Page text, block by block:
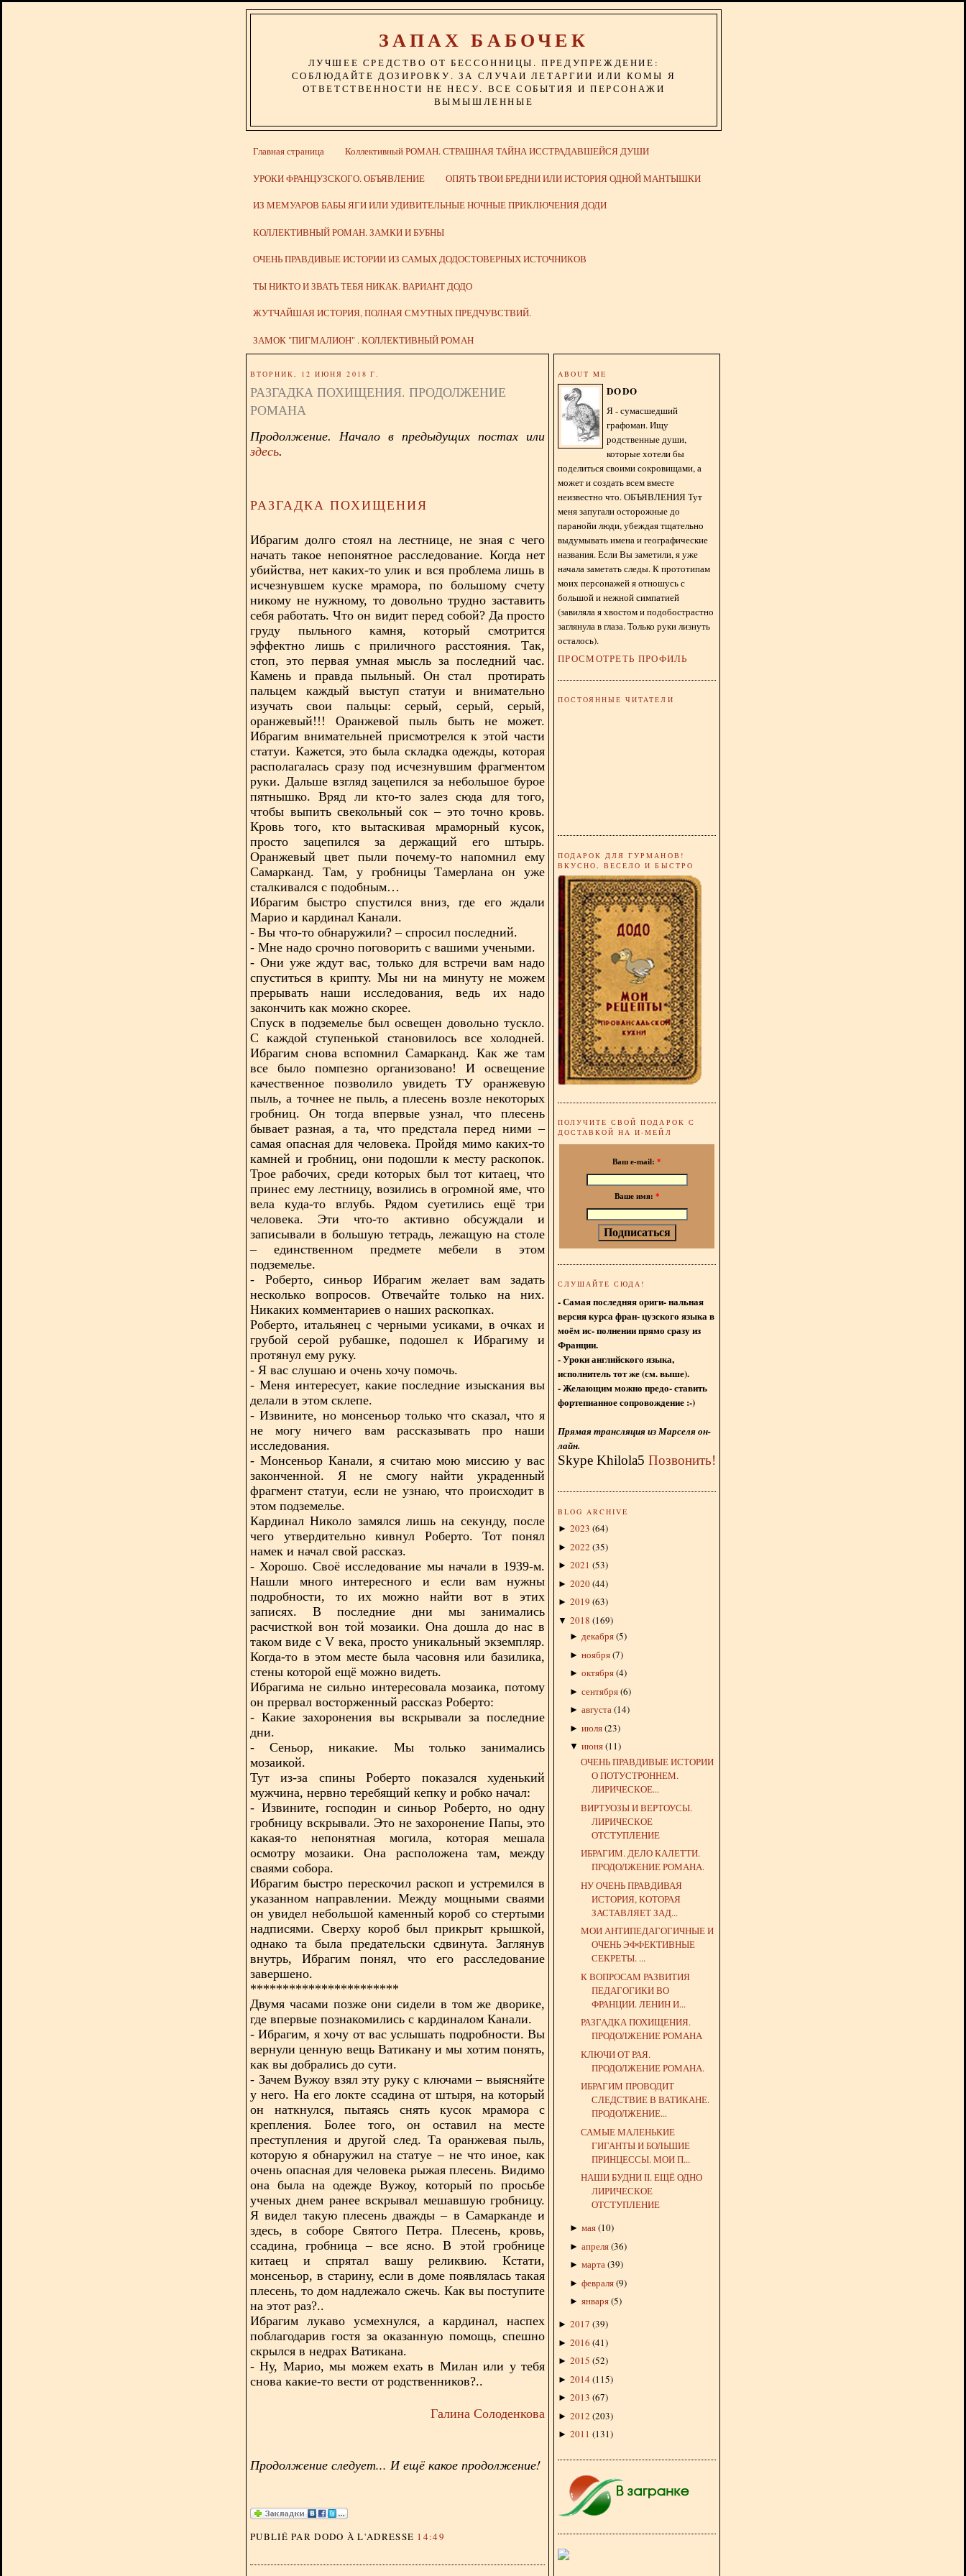
ЗАПАХ БАБОЧЕК
ЛУЧШЕЕ СРЕДСТВО ОТ БЕССОННИЦЫ. ПРЕДУПРЕЖДЕНИЕ:
СОБЛЮДАЙТЕ ДОЗИРОВКУ. ЗА СЛУЧАИ ЛЕТАРГИИ ИЛИ КОМЫ Я
ОТВЕТСТВЕННОСТИ НЕ НЕСУ. ВСЕ СОБЫТИЯ И ПЕРСОНАЖИ
ВЫМЫШЛЕННЫЕ
Главная страница Коллективный РОМАН. СТРАШНАЯ ТАЙНА ИССТРАДАВШЕЙСЯ ДУШИ
УРОКИ ФРАНЦУЗСКОГО. ОБЪЯВЛЕНИЕ ОПЯТЬ ТВОИ БРЕДНИ ИЛИ ИСТОРИЯ ОДНОЙ МАНТЫШКИ
ИЗ МЕМУАРОВ БАБЫ ЯГИ ИЛИ УДИВИТЕЛЬНЫЕ НОЧНЫЕ ПРИКЛЮЧЕНИЯ ДОДИ
КОЛЛЕКТИВНЫЙ РОМАН. ЗАМКИ И БУБНЫ
ОЧЕНЬ ПРАВДИВЫЕ ИСТОРИИ ИЗ САМЫХ ДОДОСТОВЕРНЫХ ИСТОЧНИКОВ
ТЫ НИКТО И ЗВАТЬ ТЕБЯ НИКАК. ВАРИАНТ ДОДО
ЖУТЧАЙШАЯ ИСТОРИЯ, ПОЛНАЯ СМУТНЫХ ПРЕДЧУВСТВИЙ.
ЗАМОК "ПИГМАЛИОН" . КОЛЛЕКТИВНЫЙ РОМАН
ВТОРНИК, 12 ИЮНЯ 2018 Г.
РАЗГАДКА ПОХИЩЕНИЯ. ПРОДОЛЖЕНИЕ
РОМАНА
Продолжение. Начало в предыдущих постах или
здесь.
РАЗГАДКА ПОХИЩЕНИЯ
Ибрагим долго стоял на лестнице, не зная с чего
начать такое непонятное расследование. Когда нет
убийства, нет каких-то улик и вся проблема лишь в
исчезнувшем куске мрамора, по большому счету
никому не нужному, то довольно трудно заставить
себя работать. Что он видит перед собой? Да просто
груду пыльного камня, который смотрится
эффектно лишь с приличного расстояния. Так,
стоп, это первая умная мысль за последний час.
Камень и правда пыльный. Он стал протирать
пальцем каждый выступ статуи и внимательно
изучать свои пальцы: серый, серый, серый,
оранжевый!!! Оранжевой пыль быть не может.
Ибрагим внимательней присмотрелся к этой части
статуи. Кажется, это была складка одежды, которая
располагалась сразу под исчезнувшим фрагментом
руки. Дальше взгляд зацепился за небольшое бурое
пятнышко. Вряд ли кто-то залез сюда для того,
чтобы выпить свекольный сок – это точно кровь.
Кровь того, кто вытаскивая мраморный кусок,
просто зацепился за держащий его штырь.
Оранжевый цвет пыли почему-то напомнил ему
Самарканд. Там, у гробницы Тамерлана он уже
сталкивался с подобным…
Ибрагим быстро спустился вниз, где его ждали
Марио и кардинал Канали.
- Вы что-то обнаружили? – спросил последний.
- Мне надо срочно поговорить с вашими учеными.
- Они уже ждут вас, только для встречи вам надо
спуститься в крипту. Мы ни на минуту не можем
прерывать наши исследования, ведь их надо
закончить как можно скорее.
Спуск в подземелье был освещен довольно тускло.
С каждой ступенькой становилось все холодней.
Ибрагим снова вспомнил Самарканд. Как же там
все было помпезно организовано! И освещение
качественное позволило увидеть ТУ оранжевую
пыль, а точнее не пыль, а плесень возле некоторых
гробниц. Он тогда впервые узнал, что плесень
бывает разная, а та, что предстала перед ними –
самая опасная для человека. Пройдя мимо каких-то
камней и гробниц, они подошли к месту раскопок.
Трое рабочих, среди которых был тот китаец, что
принес ему лестницу, возились в огромной яме, что
вела куда-то вглубь. Рядом суетились ещё три
человека. Эти что-то активно обсуждали и
записывали в большую тетрадь, лежащую на столе
– единственном предмете мебели в этом
подземелье.
- Роберто, синьор Ибрагим желает вам задать
несколько вопросов. Отвечайте только на них.
Никаких комментариев о наших раскопках.
Роберто, итальянец с черными усиками, в очках и
грубой серой рубашке, подошел к Ибрагиму и
протянул ему руку.
- Я вас слушаю и очень хочу помочь.
- Меня интересует, какие последние изыскания вы
делали в этом склепе.
- Извините, но монсеньор только что сказал, что я
не могу ничего вам рассказывать про наши
исследования.
- Монсеньор Канали, я считаю мою миссию у вас
законченной. Я не смогу найти украденный
фрагмент статуи, если не узнаю, что происходит в
этом подземелье.
Кардинал Николо замялся лишь на секунду, после
чего утвердительно кивнул Роберто. Тот понял
намек и начал свой рассказ.
- Хорошо. Своё исследование мы начали в 1939-м.
Нашли много интересного и если вам нужны
подробности, то их можно найти вот в этих
записях. В последние дни мы занимались
расчисткой вон той мозаики. Она дошла до нас в
таком виде с V века, просто уникальный экземпляр.
Когда-то в этом месте была часовня или базилика,
стены которой ещё можно видеть.
Ибрагима не сильно интересовала мозаика, потому
он прервал восторженный рассказ Роберто:
- Какие захоронения вы вскрывали за последние
дни.
- Сеньор, никакие. Мы только занимались
мозаикой.
Тут из-за спины Роберто показался худенький
мужчина, нервно теребящий кепку и робко начал:
- Извините, господин и синьор Роберто, но одну
гробницу вскрывали. Это не захоронение Папы, это
какая-то непонятная могила, которая мешала
осмотру мозаики. Она расположена там, между
сваями собора.
Ибрагим быстро перескочил раскоп и устремился в
указанном направлении. Между мощными сваями
он увидел небольшой каменный короб со стертыми
надписями. Сверху короб был прикрыт крышкой,
однако та была предательски сдвинута. Заглянув
внутрь, Ибрагим понял, что его расследование
завершено.
***********************
Двумя часами позже они сидели в том же дворике,
где впервые познакомились с кардиналом Канали.
- Ибрагим, я хочу от вас услышать подробности. Вы
вернули ценную вещь Ватикану и мы хотим понять,
как вы добрались до сути.
- Зачем Вужоу взял эту руку с ключами – выясняйте
у него. На его локте ссадина от штыря, на который
он наткнулся, пытаясь снять кусок мрамора с
крепления. Более того, он оставил на месте
преступления и другой след. Та оранжевая пыль,
которую я обнаружил на статуе – не что иное, как
очень опасная для человека рыжая плесень. Видимо
она была на одежде Вужоу, который по просьбе
ученых днем ранее вскрывал мешавшую гробницу.
Я видел такую плесень дважды – в Самарканде и
здесь, в соборе Святого Петра. Плесень, кровь,
ссадина, гробница – все ясно. В этой гробнице
китаец и спрятал вашу реликвию. Кстати,
монсеньор, в старину, если в доме появлялась такая
плесень, то дом надлежало сжечь. Как вы поступите
на этот раз?..
Ибрагим лукаво усмехнулся, а кардинал, наспех
поблагодарив гостя за оказанную помощь, спешно
скрылся в недрах Ватикана.
- Ну, Марио, мы можем ехать в Милан или у тебя
снова какие-то вести от родственников?..
Галина Солоденкова
Продолжение следует... И ещё какое продолжение!
PUBLIÉ PAR DODO À L'ADRESSE 14:49
ABOUT ME
DODO
Я - сумасшедший
графоман. Ищу
родственные души,
которые хотели бы
поделиться своими сокровищами, а
может и создать всем вместе
неизвестно что. ОБЪЯВЛЕНИЯ Тут
меня запугали осторожные до
паранойи люди, убеждая тщательно
выдумывать имена и географические
названия. Если Вы заметили, я уже
начала заметать следы. К прототипам
моих персонажей я отношусь с
большой и нежной симпатией
(завиляла я хвостом и подобострастно
заглянула в глаза. Только руки лизнуть
осталось).
ПРОСМОТРЕТЬ ПРОФИЛЬ
ПОСТОЯННЫЕ ЧИТАТЕЛИ
ПОДАРОК ДЛЯ ГУРМАНОВ!
ВКУСНО, ВЕСЕЛО И БЫСТРО
ПОЛУЧИТЕ СВОЙ ПОДАРОК С
ДОСТАВКОЙ НА И-МЕЙЛ
Ваш e-mail: *
Ваше имя: *
СЛУШАЙТЕ СЮДА!
- Самая последняя ориги- нальная
версия курса фран- цузского языка в
моём ис- полнении прямо сразу из
Франции.
- Уроки английского языка,
исполнитель тот же (см. выше).
- Желающим можно предо- ставить
фортепианное сопровождение :-)
Прямая трансляция из Марселя он-
лайн.
Skype Khilola5 Позвонить!
BLOG ARCHIVE
► 2023 (64)
► 2022 (35)
► 2021 (53)
► 2020(44)
► 2019 (63)
▼ 2018 (169)
► декабря(5)
► ноября(7)
► октября(4)
► сентября(6)
► августа(14)
► июля(23)
▼ июня(11)
ОЧЕНЬ ПРАВДИВЫЕ ИСТОРИИ
О ПОТУСТРОННЕМ.
ЛИРИЧЕСКОЕ...
ВИРТУОЗЫ И ВЕРТОУСЫ.
ЛИРИЧЕСКОЕ
ОТСТУПЛЕНИЕ
ИБРАГИМ. ДЕЛО КАЛЕТТИ.
ПРОДОЛЖЕНИЕ РОМАНА.
НУ ОЧЕНЬ ПРАВДИВАЯ
ИСТОРИЯ, КОТОРАЯ
ЗАСТАВЛЯЕТ ЗАД...
МОИ АНТИПЕДАГОГИЧНЫЕ И
ОЧЕНЬ ЭФФЕКТИВНЫЕ
СЕКРЕТЫ. ...
К ВОПРОСАМ РАЗВИТИЯ
ПЕДАГОГИКИ ВО
ФРАНЦИИ. ЛЕНИН И...
РАЗГАДКА ПОХИЩЕНИЯ.
ПРОДОЛЖЕНИЕ РОМАНА
КЛЮЧИ ОТ РАЯ.
ПРОДОЛЖЕНИЕ РОМАНА.
ИБРАГИМ ПРОВОДИТ
СЛЕДСТВИЕ В ВАТИКАНЕ.
ПРОДОЛЖЕНИЕ...
САМЫЕ МАЛЕНЬКИЕ
ГИГАНТЫ И БОЛЬШИЕ
ПРИНЦЕССЫ. МОИ П...
НАШИ БУДНИ II. ЕЩЁ ОДНО
ЛИРИЧЕСКОЕ
ОТСТУПЛЕНИЕ
► мая(10)
► апреля(36)
► марта(39)
► февраля(9)
► января(5)
► 2017 (39)
► 2016 (41)
► 2015 (52)
► 2014 (115)
► 2013 (67)
► 2012 (203)
► 2011 (131)